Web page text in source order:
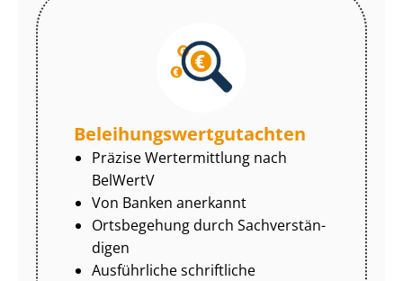
Be­lei­hungs­wert­gut­ach­ten
Präzise Wertermittlung nach
BelWertV
Von Banken anerkannt
Ortsbegehung durch Sach­ver­stän­
di­gen
Ausführliche schriftliche